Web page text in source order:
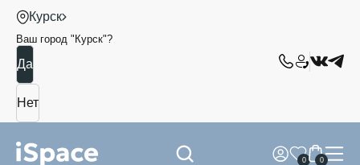
Курск
Ваш город " Курск"?
0 0